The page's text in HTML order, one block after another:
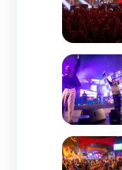
Zoom de
Zoom de